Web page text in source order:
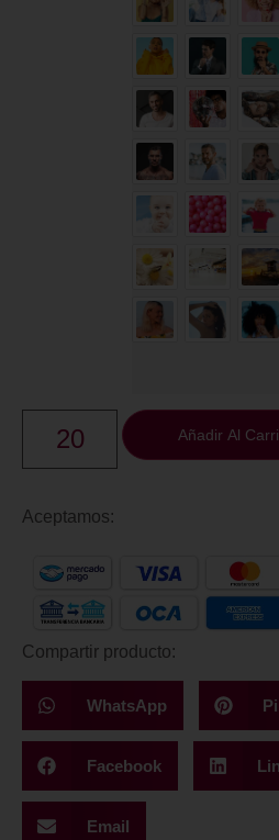
Añadir Al
Aceptamos:
Compartir producto:
WhatsApp
Facebook
Email